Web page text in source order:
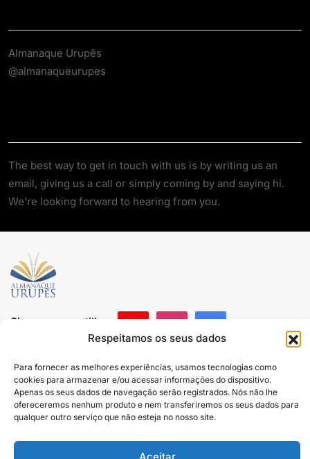
Respeitamos os seus dados
Para fornecer as melhores experiências, usamos tecnologias como
cookies para armazenar e/ou acessar informações do dispositivo.
Apenas os seus dados de navegação serão registrados. Nós não lhe
ofereceremos nenhum produto e nem transferiremos os seus dados para
qualquer outro serviço que não esteja no nosso site.
Aceitar
Almanaque Urupês
@almanaqueurupes
The best way to get in touch with us is by writing us an
email, giving us a call or simply coming by and saying hi.
We’re looking forward to hearing from you.
Siga e compartilhe
Almanaque Urupês @2025. Todos os direitos reservados
Contato